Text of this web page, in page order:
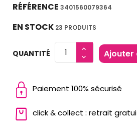
RÉFÉRENCE 3401560079364
EN STOCK 23 PRODUITS
QUANTITÉ Ajouter
Paiement 100% sécurisé
click & collect : retrait